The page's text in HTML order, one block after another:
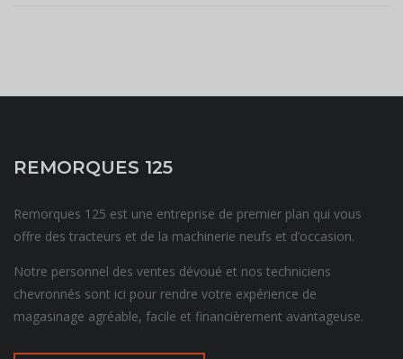
REMORQUES 125
Remorques 125 est une entreprise de premier plan qui vous
offre des tracteurs et de la machinerie neufs et d’occasion.
Notre personnel des ventes dévoué et nos techniciens
chevronnés sont ici pour rendre votre expérience de
magasinage agréable, facile et financièrement avantageuse.